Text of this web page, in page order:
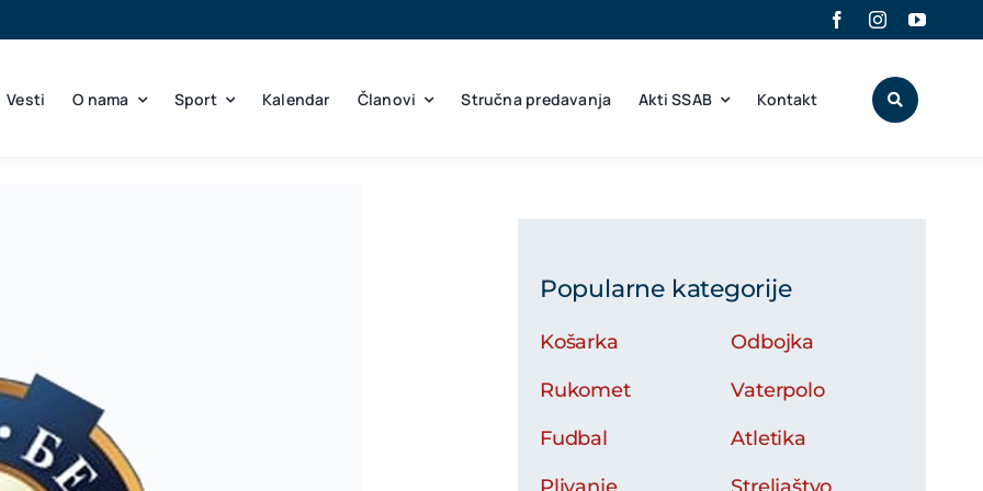
Vesti O nama Sport Kalendar Članovi Stručna predavanja Akti SSAB Kontakt
Popularne kategorije
Košarka
Rukomet
Fudbal
Odbojka
Vaterpolo
Atletika